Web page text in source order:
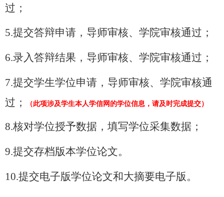
过；
5.提交答辩申请，导师审核、学院审核通过；
6.录入答辩结果，导师审核、学院审核通过；
7.提交学生学位申请，导师审核、学院审核通
过；
（此项涉及学生本人学信网的学位信息，请及时完成提交）
8.核对学位授予数据，填写学位采集数据；
9.提交存档版本学位论文。
10.提交电子版学位论文和大摘要电子版。